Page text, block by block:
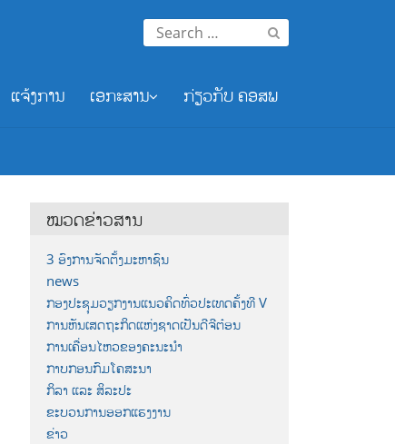
Search
for:
ແຈ້ງການ ເອກະສານ ກ່ຽວກັບ ຄອສພ
ໝວດຂ່າວສານ
3 ອົງການຈັດຕັ້ງມະຫາຊົນ
news
ກອງປະຊຸມວຽກງານແນວຄິດທົ່ວປະເທດຄັ້ງທີ V
ການຫັນເສດຖະກິດແຫ່ງຊາດເປັນດີຈີຕ໋ອນ
ການເຄື່ອນໄຫວຂອງຄະນະນຳ
ກາບກອນກົມໂຄສະນາ
ກິລາ ແລະ ສິລະປະ
ຂະບວນການອອກແຮງງານ
ຂ່າວ